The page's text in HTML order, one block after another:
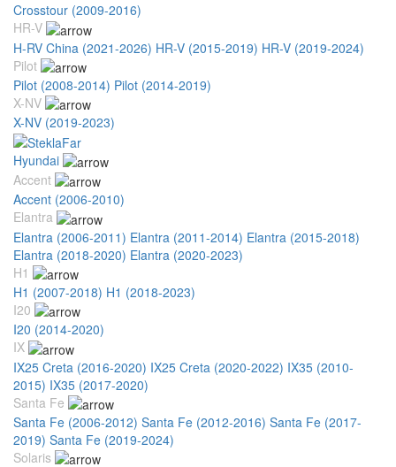
Crosstour (2009-2016)
HR-V
H-RV China (2021-2026) HR-V (2015-2019) HR-V (2019-2024)
Pilot
Pilot (2008-2014) Pilot (2014-2019)
X-NV
X-NV (2019-2023)
Hyundai
Accent
Accent (2006-2010)
Elantra
Elantra (2006-2011) Elantra (2011-2014) Elantra (2015-2018)
Elantra (2018-2020) Elantra (2020-2023)
H1
H1 (2007-2018) H1 (2018-2023)
I20
I20 (2014-2020)
IX
IX25 Creta (2016-2020) IX25 Creta (2020-2022) IX35 (2010-
2015) IX35 (2017-2020)
Santa Fe
Santa Fe (2006-2012) Santa Fe (2012-2016) Santa Fe (2017-
2019) Santa Fe (2019-2024)
Solaris